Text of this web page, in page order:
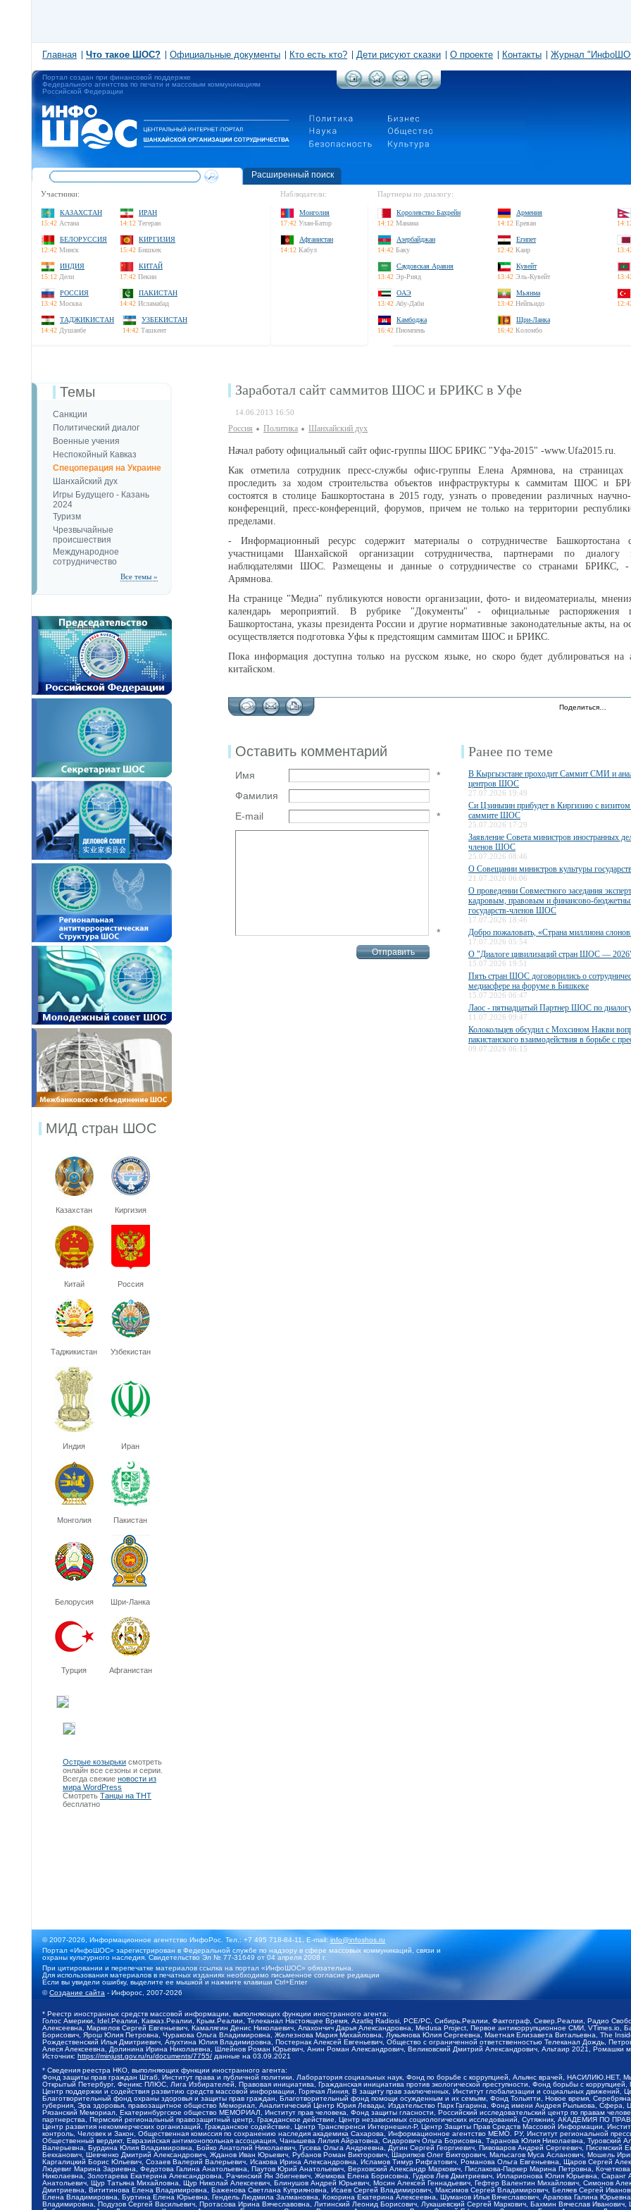
Главная Что такое ШОС? Официальные документы Кто есть кто? Дети рисуют сказки О проекте Контакты Журнал
Портал создан при финансовой поддержке
Федерального агентства по печати и массовым коммуникациям
Российской Федерации
Расширенный поиск
Участники:
КАЗАХСТАН
15:42 Астана
ИРАН
14:12 Тегеран
БЕЛОРУССИЯ
12:42 Минск
КИРГИЗИЯ
15:42 Бишкек
ИНДИЯ
15:12 Дели
КИТАЙ
17:42 Пекин
РОССИЯ
13:42 Москва
ПАКИСТАН
14:42 Исламабад
ТАДЖИКИСТАН
14:42 Душанбе
УЗБЕКИСТАН
14:42 Ташкент
Наблюдатели:
Монголия
17:42 Улан-Батор
Афганистан
14:12 Кабул
Партнеры по диалогу:
Королевство Бахрейн
14:12 Манама
Армения
14:12 Ереван
Азербайджан
14:42 Баку
Египет
12:42 Каир
Саудовская Аравия
13:42 Эр-Рияд
Кувейт
13:42 Эль-Кувейт
ОАЭ
13:42 Абу-Даби
Мьянма
13:42 Нейпьидо
Камбоджа
16:42 Пномпень
Шри-Ланка
16:42 Коломбо
Темы
Санкции
Политический диалог
Военные учения
Неспокойный Кавказ
Спецоперация на Украине
Шанхайский дух
Игры Будущего - Казань
2024
Туризм
Чрезвычайные
происшествия
Международное
сотрудничество
Все темы »
МИД стран ШОС
Казахстан Киргизия
Китай Россия
Таджикистан Узбекистан
Индия Иран
Монголия Пакистан
Белорусия Шри-Ланка
Турция Афганистан
Острые козырьки смотреть
онлайн все сезоны и серии.
Всегда свежие новости из
мира WordPress
Смотреть Танцы на ТНТ
бесплатно
Заработал сайт саммитов ШОС и БРИКС в Уфе
14.06.2013 16:50
Россия Политика Шанхайский дух
Начал работу официальный сайт офис-группы ШОС БРИКС "Уфа-2015" -www.Ufa2015.ru.
Как отметила сотрудник пресс-службы офис-группы Елена Арямнова, на страницах
проследить за ходом строительства объектов инфраструктуры к саммитам ШОС и
состоятся в столице Башкортостана в 2015 году, узнать о проведении различных научно-
конференций, пресс-конференций, форумов, причем не только на территории
пределами.
- Информационный ресурс содержит материалы о сотрудничестве Башкортостана
участницами Шанхайской организации сотрудничества, партнерами по диалогу
наблюдателями ШОС. Размещены и данные о сотрудничестве со странами БРИКС, -
Арямнова.
На странице "Медиа" публикуются новости организации, фото- и видеоматериалы,
календарь мероприятий. В рубрике "Документы" - официальные распоряжения
Башкортостана, указы президента России и другие нормативные законодательные акты, на
осуществляется подготовка Уфы к предстоящим саммитам ШОС и БРИКС.
Пока информация доступна только на русском языке, но скоро будет дублироваться на
китайском.
Поделиться…
Оставить комментарий
Имя
*
Фамилия
E-mail
*
*
Ранее по теме
В Кыргызстане проходит Саммит СМИ и
центров ШОС
27.07.2026 19:49
Си Цзиньпин прибудет в Киргизию с
саммите ШОС
25.07.2026 17:29
Заявление Совета министров иностранных
членов ШОС
25.07.2026 08:46
О Совещании министров культуры
21.07.2026 06:06
О проведении Совместного заседания
кадровым, правовым и финансово-
государств-членов ШОС
17.07.2026 18:46
Добро пожаловать, «Страна миллиона
17.07.2026 05:54
О "Диалоге цивилизаций стран ШОС —
15.07.2026 19:51
Пять стран ШОС договорились о
медиасфере на форуме в Бишкеке
15.07.2026 06:47
Лаос - пятнадцатый Партнер ШОС по
11.07.2026 09:47
Колокольцев обсудил с Мохсином Накви
пакистанского взаимодействия в борьбе с
09.07.2026 06:15
© 2007-2026, Информационное агентство ИнфоРос. Тел.: +7 495 718-84-11, E-mail:info@infoshos.ru
Портал «ИнфоШОС» зарегистрирован в Федеральной службе по надзору в сфере массовых коммуникаций, связи и
охраны культурного наследия. Свидетельство Эл № 77-31649 от 04 апреля 2008 г.
При цитировании и перепечатке материалов ссылка на портал «ИнфоШОС» обязательна.
Для использования материалов в печатных изданиях необходимо письменное согласие редакции
Если вы увидели ошибку, выделите ее мышкой и нажмите клавиши Ctrl+Enter
©Создание сайта - Инфорос, 2007-2026
* Реестр иностранных средств массовой информации, выполняющих функции иностранного агента:
Голос Америки, Idel.Реалии, Кавказ.Реалии, Крым.Реалии, Телеканал Настоящее Время, Azatliq Radiosi, PCE/PC, Сибирь.Реалии, Фактограф, Север.Реалии, Радио
Алексеевна, Маркелов Сергей Евгеньевич, Камалягин Денис Николаевич, Апахончич Дарья Александровна, Medusa Project, Первое антикоррупционное СМИ,
Борисович, Ярош Юлия Петровна, Чуракова Ольга Владимировна, Железнова Мария Михайловна, Лукьянова Юлия Сергеевна, Маетная Елизавета Витальевна, The
Рождественский Илья Дмитриевич, Апухтина Юлия Владимировна, Постернак Алексей Евгеньевич, Общество с ограниченной ответственностью Телеканал Дождь,
Алеся Алексеевна, Долинина Ирина Николаевна, Шлейнов Роман Юрьевич, Анин Роман Александрович, Великовский Дмитрий Александрович, Альтаир 2021, Ромашки
Источник: https://minjust.gov.ru/ru/documents/7755/ данные на 03.09.2021
* Сведения реестра НКО, выполняющих функции иностранного агента:
Фонд защиты прав граждан Штаб, Институт права и публичной политики, Лаборатория социальных наук, Фонд по борьбе с коррупцией, Альянс врачей,
Открытый Петербург, Феникс ПЛЮС, Лига Избирателей, Правовая инициатива, Гражданская инициатива против экологической преступности, Фонд борьбы с
Центр поддержки и содействия развитию средств массовой информации, Горячая Линия, В защиту прав заключенных, Институт глобализации и социальных
Благотворительный фонд охраны здоровья и защиты прав граждан, Благотворительный фонд помощи осужденным и их семьям, Фонд Тольятти, Новое время,
губерния, Эра здоровья, правозащитное общество Мемориал, Аналитический Центр Юрия Левады, Издательство Парк Гагарина, Фонд имени Андрея Рылькова,
Рязанский Мемориал, Екатеринбургское общество МЕМОРИАЛ, Институт прав человека, Фонд защиты гласности, Российский исследовательский центр по правам
партнерства, Пермский региональный правозащитный центр, Гражданское действие, Центр независимых социологических исследований, Сутяжник, АКАДЕМИЯ ПО
Центр развития некоммерческих организаций, Гражданское содействие, Центр Трансперенси Интернешнл-Р, Центр Защиты Прав Средств Массовой Информации,
контроль, Человек и Закон, Общественная комиссия по сохранению наследия академика Сахарова, Информационное агентство МЕМО. РУ, Институт региональной
Общественный вердикт, Евразийская антимонопольная ассоциация, Чанышева Лилия Айратовна, Сидорович Ольга Борисовна, Таранова Юлия Николаевна, Туровский
Валерьевна, Бурдина Юлия Владимировна, Бойко Анатолий Николаевич, Гусева Ольга Андреевна, Дугин Сергей Георгиевич, Пивоваров Андрей Сергеевич, Писемский
Бекханович, Шевченко Дмитрий Александрович, Жданов Иван Юрьевич, Рубанов Роман Викторович, Шарипков Олег Викторович, Мальсагов Муса Асланович, Мошель
Каргалицкий Борис Юльевич, Созаев Валерий Валерьевич, Исакова Ирина Александровна, Исламов Тимур Рифгатович, Романова Ольга Евгеньевна, Щаров Сергей
Людевиг Марина Зариевна, Федотова Галина Анатольевна, Паутов Юрий Анатольевич, Верховский Александр Маркович, Пислакова-Паркер Марина Петровна,
Николаевна, Золотарева Екатерина Александровна, Рачинский Ян Збигневич, Жемкова Елена Борисовна, Гудков Лев Дмитриевич, Илларионова Юлия Юрьевна,
Анатольевич, Щур Татьяна Михайловна, Щур Николай Алексеевич, Блинушов Андрей Юрьевич, Мосин Алексей Геннадьевич, Гефтер Валентин Михайлович, Симонов
Дмитриевна, Вититинова Елена Владимировна, Баженова Светлана Куприяновна, Исаев Сергей Владимирович, Максимов Сергей Владимирович, Беляев Сергей
Елена Владимировна, Буртина Елена Юрьевна, Гендель Людмила Залмановна, Кокорина Екатерина Алексеевна, Шуманов Илья Вячеславович, Арапова Галина
Владимировна, Подузов Сергей Васильевич, Протасова Ирина Вячеславовна, Литинский Леонид Борисович, Лукашевский Сергей Маркович, Бахмин Вячеслав